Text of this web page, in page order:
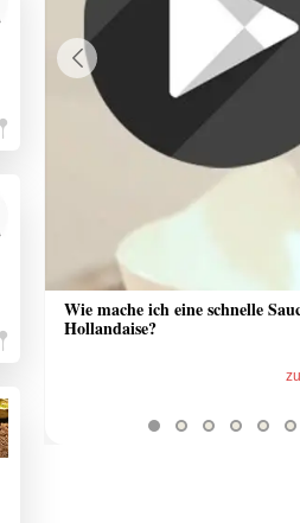
Wie mache ich eine schnelle
Hollandaise?
Previous